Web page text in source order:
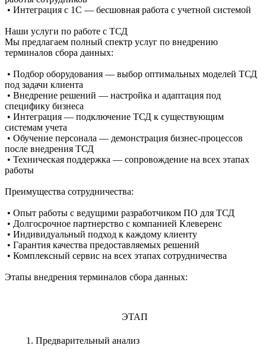
• Интеграция с 1С — бесшовная работа с учетной системой
Наши услуги по работе с ТСД
Мы предлагаем полный спектр услуг по внедрению
терминалов сбора данных:
• Подбор оборудования — выбор оптимальных моделей ТСД
под задачи клиента
• Внедрение решений — настройка и адаптация под
специфику бизнеса
• Интеграция — подключение ТСД к существующим
системам учета
• Обучение персонала — демонстрация бизнес-процессов
после внедрения ТСД
• Техническая поддержка — сопровождение на всех этапах
работы
Преимущества сотрудничества:
• Опыт работы с ведущими разработчиком ПО для ТСД
• Долгосрочное партнерство с компанией Клеверенс
• Индивидуальный подход к каждому клиенту
• Гарантия качества предоставляемых решений
• Комплексный сервис на всех этапах сотрудничества
Этапы внедрения терминалов сбора данных:
ЭТАП
1. Предварительный анализ